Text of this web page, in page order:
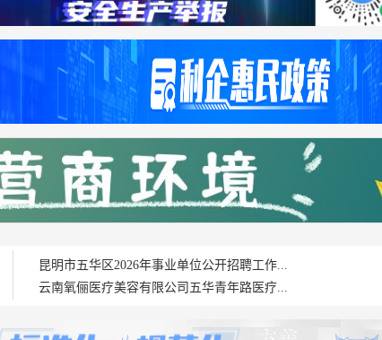
昆明市五华区2026年事业单位公开招聘工作...
云南氧俪医疗美容有限公司五华青年路医疗...